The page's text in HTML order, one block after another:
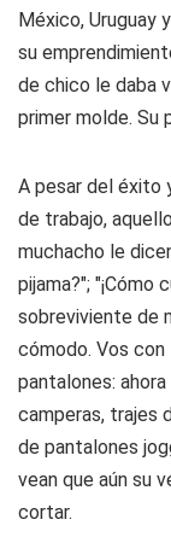
México, Uruguay
su
de chico le daba
primer molde. Su
A pesar del éxito
de trabajo,
muchacho le
pijama?"; "¡Cómo
sobreviviente de
cómodo. Vos con
pantalones:
camperas, trajes
de pantalones
vean que aún su
cortar.